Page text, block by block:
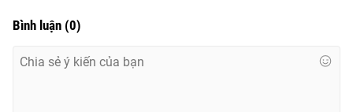
Bình luận (0)